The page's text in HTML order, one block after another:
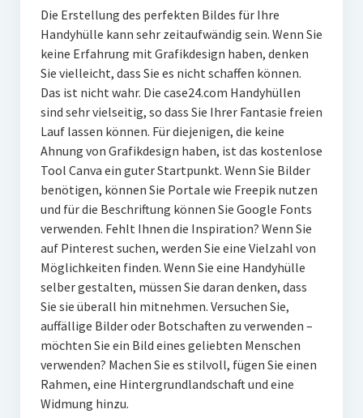
Die Erstellung des perfekten Bildes für Ihre
Handyhülle kann sehr zeitaufwändig sein. Wenn Sie
keine Erfahrung mit Grafikdesign haben, denken
Sie vielleicht, dass Sie es nicht schaffen können.
Das ist nicht wahr. Die case24.com Handyhüllen
sind sehr vielseitig, so dass Sie Ihrer Fantasie freien
Lauf lassen können. Für diejenigen, die keine
Ahnung von Grafikdesign haben, ist das kostenlose
Tool Canva ein guter Startpunkt. Wenn Sie Bilder
benötigen, können Sie Portale wie Freepik nutzen
und für die Beschriftung können Sie Google Fonts
verwenden. Fehlt Ihnen die Inspiration? Wenn Sie
auf Pinterest suchen, werden Sie eine Vielzahl von
Möglichkeiten finden. Wenn Sie eine Handyhülle
selber gestalten, müssen Sie daran denken, dass
Sie sie überall hin mitnehmen. Versuchen Sie,
auffällige Bilder oder Botschaften zu verwenden –
möchten Sie ein Bild eines geliebten Menschen
verwenden? Machen Sie es stilvoll, fügen Sie einen
Rahmen, eine Hintergrundlandschaft und eine
Widmung hinzu.